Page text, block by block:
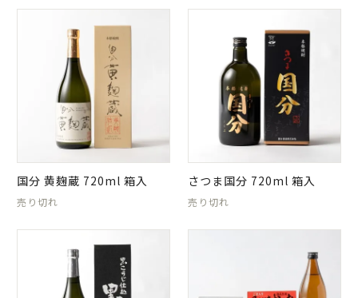
国分 黄麹蔵 720ml 箱入
売り切れ
さつま国分 720ml 箱入
売り切れ